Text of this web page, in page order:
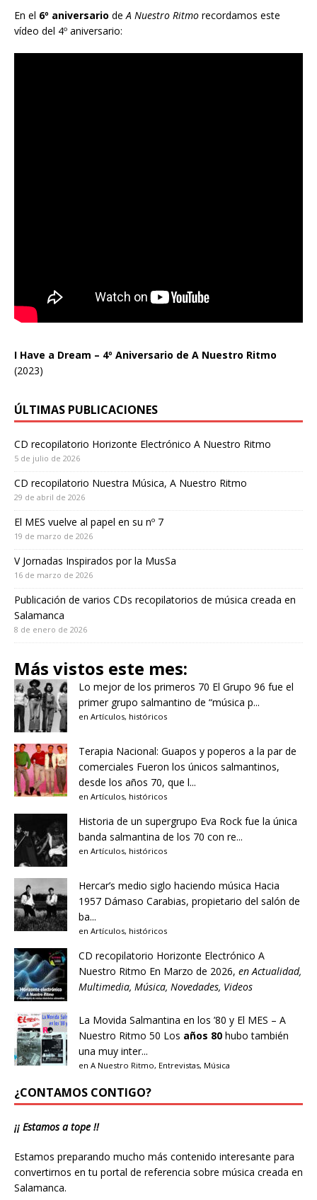
En el 6º aniversario deA Nuestro Ritmo recordamos este
vídeo del 4º aniversario:
I Have a Dream – 4º Aniversario de A Nuestro Ritmo
(2023)
ÚLTIMAS PUBLICACIONES
CD recopilatorio Horizonte Electrónico A Nuestro Ritmo
5 de julio de 2026
CD recopilatorio Nuestra Música, A Nuestro Ritmo
29 de abril de 2026
El MES vuelve al papel en su nº 7
19 de marzo de 2026
V Jornadas Inspirados por la MusSa
16 de marzo de 2026
Publicación de varios CDs recopilatorios de música creada en
Salamanca
8 de enero de 2026
Más vistos este mes:
Lo mejor de los primeros 70 El Grupo 96 fue el
primer grupo salmantino de “música p...
en Artículos, históricos
Terapia Nacional: Guapos y poperos a la par de
comerciales Fueron los únicos salmantinos,
desde los años 70, que l...
en Artículos, históricos
Historia de un supergrupo Eva Rock fue la única
banda salmantina de los 70 con re...
en Artículos, históricos
Hercar’s medio siglo haciendo música Hacia
1957 Dámaso Carabias, propietario del salón de
ba...
en Artículos, históricos
CD recopilatorio Horizonte Electrónico A
Nuestro Ritmo En Marzo de 2026, enActualidad,
Multimedia, Música, Novedades, Videos
La Movida Salmantina en los ’80 y El MES – A
Nuestro Ritmo 50 Los años 80 hubo también
una muy inter...
en A Nuestro Ritmo, Entrevistas, Música
¿CONTAMOS CONTIGO?
¡¡ Estamos a tope !!
Estamos preparando mucho más contenido interesante para
convertirnos en tu portal de referencia sobre música creada en
Salamanca.